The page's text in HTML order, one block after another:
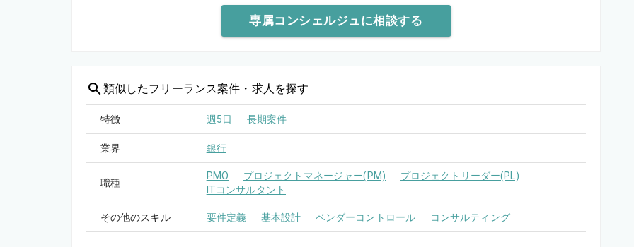
専属コンシェルジュに相談する
類似したフリーランス案件・求人を探す
特徴 週5日 長期案件
業界 銀行
職種
PMO プロジェクトマネージャー(PM)
プロジェクトリーダー(PL)
ITコンサルタント
その他のスキル 要件定義 基本設計 ベンダーコントロール コンサルティング